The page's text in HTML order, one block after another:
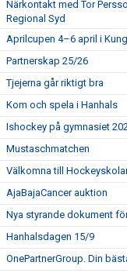
Närkontakt med Tor
Regional Syd
Aprilcupen 4–6 april i
Partnerskap 25/26
Tjejerna går riktigt bra
Kom och spela i Hanhals
Ishockey på gymnasiet
Mustaschmatchen
Välkomna till
AjaBajaCancer auktion
Nya styrande dokument
Hanhalsdagen 15/9
OnePartnerGroup. Din